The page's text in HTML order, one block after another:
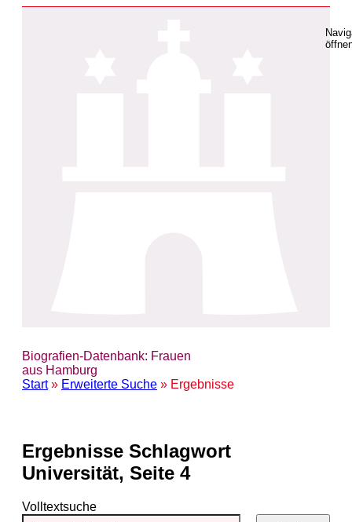
Biografien-Datenbank: Frauen
aus Hamburg
Start» Erweiterte Suche » Ergebnisse
Ergebnisse Schlagwort
Universität, Seite 4
Volltextsuche